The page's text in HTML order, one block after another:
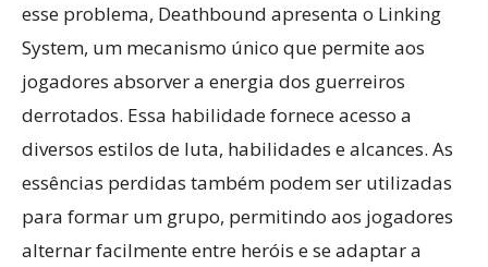
esse problema, Deathbound apresenta o Linking
System, um mecanismo único que permite aos
jogadores absorver a energia dos guerreiros
derrotados. Essa habilidade fornece acesso a
diversos estilos de luta, habilidades e alcances. As
essências perdidas também podem ser utilizadas
para formar um grupo, permitindo aos jogadores
alternar facilmente entre heróis e se adaptar a